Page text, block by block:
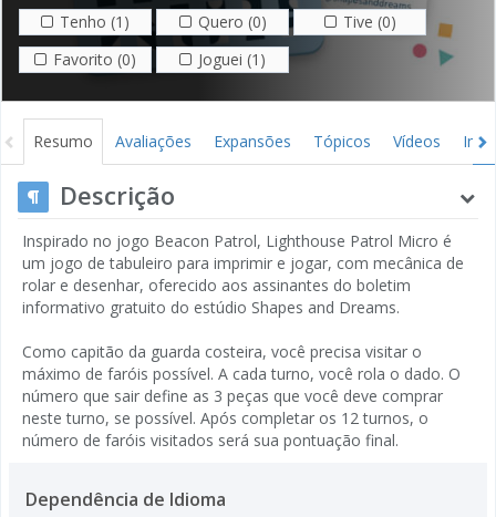
Tenho (1)
Quero (0)
Tive (0)
Favorito (0)
Joguei (1)
Resumo Avaliações Expansões Tópicos Vídeos
Descrição
Inspirado no jogo Beacon Patrol, Lighthouse Patrol Micro é
um jogo de tabuleiro para imprimir e jogar, com mecânica de
rolar e desenhar, oferecido aos assinantes do boletim
informativo gratuito do estúdio Shapes and Dreams.
Como capitão da guarda costeira, você precisa visitar o
máximo de faróis possível. A cada turno, você rola o dado. O
número que sair define as 3 peças que você deve comprar
neste turno, se possível. Após completar os 12 turnos, o
número de faróis visitados será sua pontuação final.
Dependência de Idioma